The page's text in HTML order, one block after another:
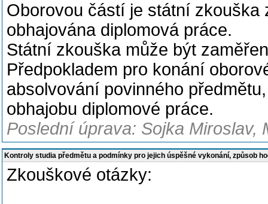
Oborovou částí je státní zkouška
obhajována diplomová práce.
Státní zkouška může být
Předpokladem pro konání
absolvování povinného
obhajobu diplomové práce.
Poslední úprava: Sojka Miroslav,
Kontroly studia předmětu a podmínky pro jejich úspěšné vykonání, způsob
Zkouškové otázky: